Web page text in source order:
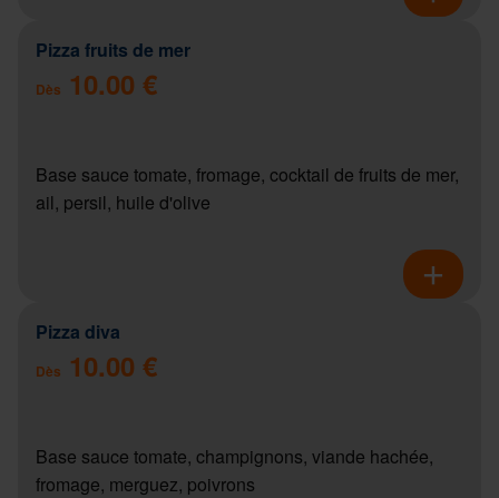
Pizza fruits de mer
Dès 10.00 €
Base sauce tomate, fromage, cocktail de fruits de mer,
ail, persil, huile d'olive
Pizza diva
Dès 10.00 €
Base sauce tomate, champignons, viande hachée,
fromage, merguez, poivrons